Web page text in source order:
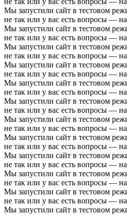
Мы запустили сайт в тестовом
не так или у вас есть вопросы —
Мы запустили сайт в тестовом
не так или у вас есть вопросы —
Мы запустили сайт в тестовом
не так или у вас есть вопросы —
Мы запустили сайт в тестовом
не так или у вас есть вопросы —
Мы запустили сайт в тестовом
не так или у вас есть вопросы —
Мы запустили сайт в тестовом
не так или у вас есть вопросы —
Мы запустили сайт в тестовом
не так или у вас есть вопросы —
Мы запустили сайт в тестовом
не так или у вас есть вопросы —
Мы запустили сайт в тестовом
не так или у вас есть вопросы —
Мы запустили сайт в тестовом
не так или у вас есть вопросы —
Мы запустили сайт в тестовом
не так или у вас есть вопросы —
Мы запустили сайт в тестовом